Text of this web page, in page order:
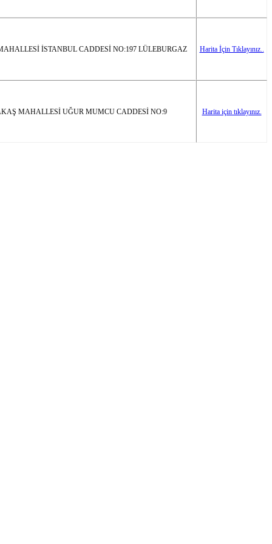
İSTANBUL CADDESİ NO:197 LÜLEBURGAZ Harita İçin Tıklayınız..
MAHALLESİ UĞUR MUMCU CADDESİ NO:9 Harita için tıklayınız.